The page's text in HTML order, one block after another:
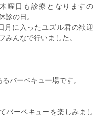
曜日も診療となりますの
診の日。
月に入ったユズル君の歓迎
みんなで行いました。
バーベキュー場です。
バーベキューを楽しみまし